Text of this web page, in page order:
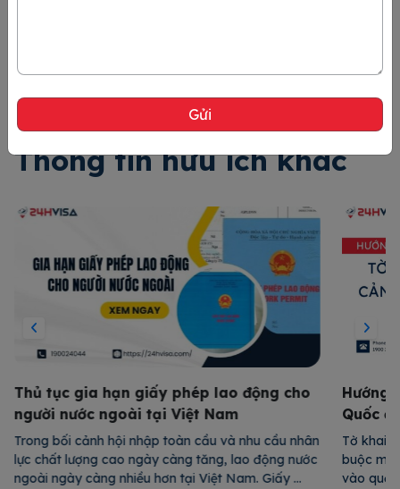
Thông tin hữu ích khác
Thủ tục gia hạn giấy phép lao động cho
người nước ngoài tại Việt Nam
Trong bối cảnh hội nhập toàn cầu và nhu cầu nhân
lực chất lượng cao ngày càng tăng, lao động nước
ngoài ngày càng nhiều hơn tại Việt Nam. Giấy
Hướng
Quốc
Tờ khai
buộc mà
vào